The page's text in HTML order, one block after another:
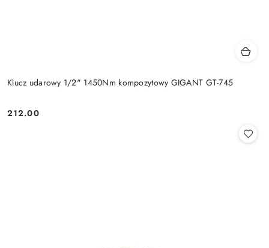
Klucz udarowy 1/2" 1450Nm kompozytowy GIGANT GT-745
Cena:
212.00